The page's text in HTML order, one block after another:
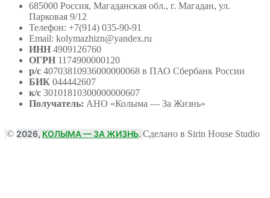
685000 Россия, Магаданская обл., г. Магадан, ул.
Парковая 9/12
Телефон: +7(914) 035-90-91
Email: kolymazhizn@yandex.ru
ИНН 4909126760
ОГРН 1174900000120
р/с 40703810936000000068 в ПАО Сбербанк России
БИК 044442607
к/с 30101810300000000607
Получатель: АНО «Колыма — За Жизнь»
© 2026, КОЛЫМА — ЗА ЖИЗНЬ. Сделано в Sirin House Studio